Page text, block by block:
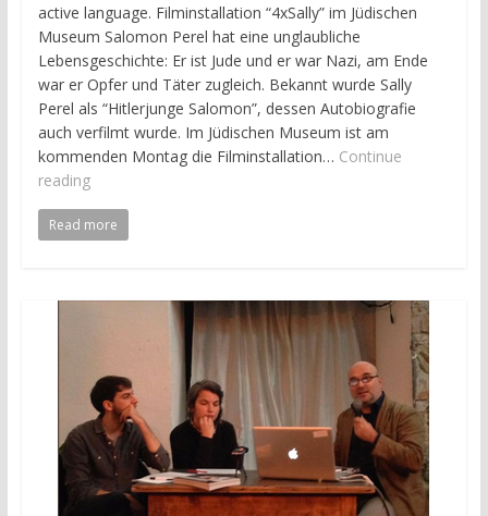
active language. Filminstallation “4xSally” im Jüdischen
Museum Salomon Perel hat eine unglaubliche
Lebensgeschichte: Er ist Jude und er war Nazi, am Ende
war er Opfer und Täter zugleich. Bekannt wurde Sally
Perel als “Hitlerjunge Salomon”, dessen Autobiografie
auch verfilmt wurde. Im Jüdischen Museum ist am
kommenden Montag die Filminstallation… Continue
reading
Read more